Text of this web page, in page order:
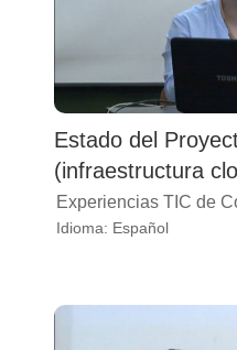
Estado del
(infraestructura
Experiencias TIC de
Idioma: Español